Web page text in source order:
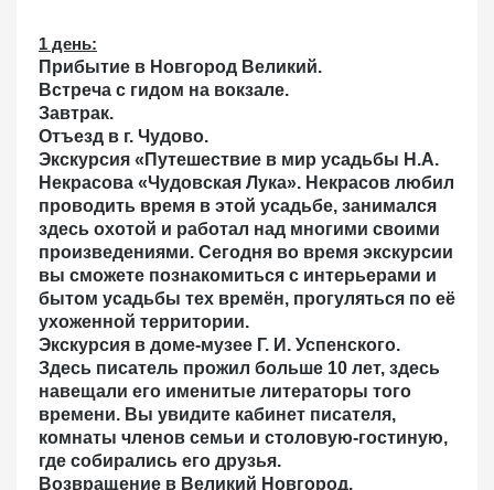
1 день:
Прибытие в Новгород Великий.
Встреча с гидом на вокзале.
Завтрак.
Отъезд в г. Чудово.
Экскурсия «Путешествие в мир усадьбы Н.А.
Некрасова «Чудовская Лука». Некрасов любил
проводить время в этой усадьбе, занимался
здесь охотой и работал над многими своими
произведениями. Сегодня во время экскурсии
вы сможете познакомиться с интерьерами и
бытом усадьбы тех времён, прогуляться по её
ухоженной территории.
Экскурсия в доме-музее Г. И. Успенского.
Здесь писатель прожил больше 10 лет, здесь
навещали его именитые литераторы того
времени. Вы увидите кабинет писателя,
комнаты членов семьи и столовую-гостиную,
где собирались его друзья.
Возвращение в Великий Новгород.